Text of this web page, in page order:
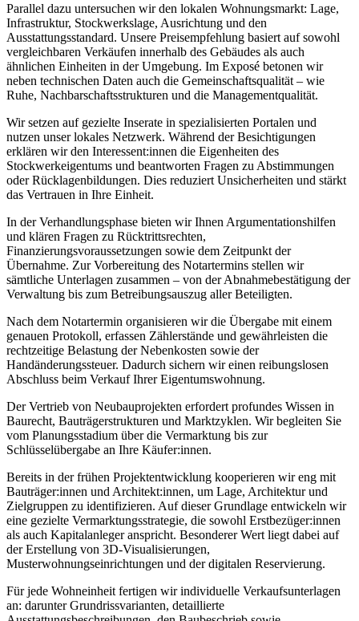
Parallel dazu untersuchen wir den lokalen Wohnungsmarkt: Lage,
Infrastruktur, Stockwerkslage, Ausrichtung und den
Ausstattungsstandard. Unsere Preisempfehlung basiert auf sowohl
vergleichbaren Verkäufen innerhalb des Gebäudes als auch
ähnlichen Einheiten in der Umgebung. Im Exposé betonen wir
neben technischen Daten auch die Gemeinschaftsqualität – wie
Ruhe, Nachbarschaftsstrukturen und die Managementqualität.
Wir setzen auf gezielte Inserate in spezialisierten Portalen und
nutzen unser lokales Netzwerk. Während der Besichtigungen
erklären wir den Interessent:innen die Eigenheiten des
Stockwerkeigentums und beantworten Fragen zu Abstimmungen
oder Rücklagenbildungen. Dies reduziert Unsicherheiten und stärkt
das Vertrauen in Ihre Einheit.
In der Verhandlungsphase bieten wir Ihnen Argumentationshilfen
und klären Fragen zu Rücktrittsrechten,
Finanzierungsvoraussetzungen sowie dem Zeitpunkt der
Übernahme. Zur Vorbereitung des Notartermins stellen wir
sämtliche Unterlagen zusammen – von der Abnahmebestätigung der
Verwaltung bis zum Betreibungsauszug aller Beteiligten.
Nach dem Notartermin organisieren wir die Übergabe mit einem
genauen Protokoll, erfassen Zählerstände und gewährleisten die
rechtzeitige Belastung der Nebenkosten sowie der
Handänderungssteuer. Dadurch sichern wir einen reibungslosen
Abschluss beim Verkauf Ihrer Eigentumswohnung.
Der Vertrieb von Neubauprojekten erfordert profundes Wissen in
Baurecht, Bauträgerstrukturen und Marktzyklen. Wir begleiten Sie
vom Planungsstadium über die Vermarktung bis zur
Schlüsselübergabe an Ihre Käufer:innen.
Bereits in der frühen Projektentwicklung kooperieren wir eng mit
Bauträger:innen und Architekt:innen, um Lage, Architektur und
Zielgruppen zu identifizieren. Auf dieser Grundlage entwickeln wir
eine gezielte Vermarktungsstrategie, die sowohl Erstbezüger:innen
als auch Kapitalanleger anspricht. Besonderer Wert liegt dabei auf
der Erstellung von 3D-Visualisierungen,
Musterwohnungseinrichtungen und der digitalen Reservierung.
Für jede Wohneinheit fertigen wir individuelle Verkaufsunterlagen
an: darunter Grundrissvarianten, detaillierte